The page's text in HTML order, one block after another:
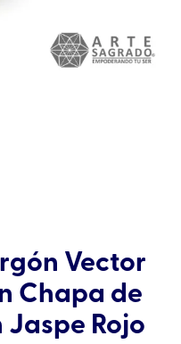
Vector
Chapa de
Jaspe Rojo